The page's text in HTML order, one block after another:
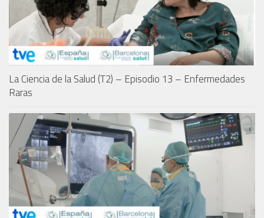
La Ciencia de la Salud (T2) – Episodio 13 – Enfermedades
Raras